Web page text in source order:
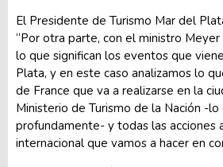
El Presidente de Turismo Mar del
“Por otra parte, con el ministro
lo que significan los eventos que
Plata, y en este caso analizamos lo
de France que va a realizarse en la
Ministerio de Turismo de la Nación -
profundamente- y todas las acciones
internacional que vamos a hacer en